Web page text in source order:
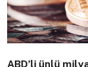
ABD’li ünlü